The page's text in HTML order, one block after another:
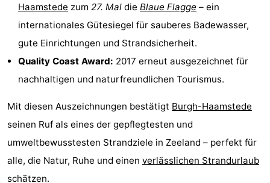
Hollands
Duin
Noordwijk
Katwijk
Scheveningen
Haag
Rotterdam
-
Schouwen-
Haamstede zum 27. Mal die Blaue Flagge – ein
internationales Gütesiegel für sauberes Badewasser,
gute Einrichtungen und Strandsicherheit.
Quality Coast Award: 2017 erneut ausgezeichnet für
nachhaltigen und naturfreundlichen Tourismus.
Mit diesen Auszeichnungen bestätigt Burgh-Haamstede
seinen Ruf als eines der gepflegtesten und
umweltbewusstesten Strandziele in Zeeland – perfekt für
alle, die Natur, Ruhe und einen verlässlichen Strandurlaub
schätzen.